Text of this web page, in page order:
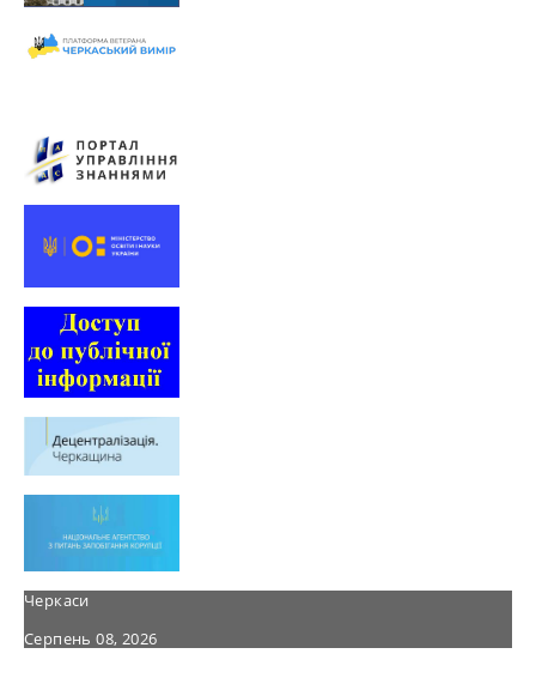
Черкаси
Серпень 08, 2026